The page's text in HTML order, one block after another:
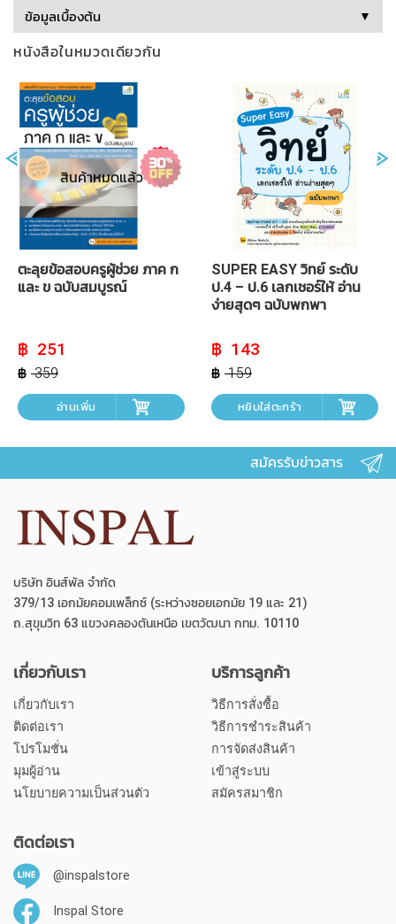
ข้อมูลเบื้องต้น ▼
สินค้าหมดแล้ว
ตะลุยข้อสอบครูผู้ช่วย ภาค ก
และ ข ฉบับสมบูรณ์
359
Original
price
was:
฿ 359.
251
Current
price
is:
฿ 251.
อ่านเพิ่ม
SUPER EASY วิทย์ ระดับ
ป.4 – ป.6 เลกเชอร์ให้ อ่าน
ง่ายสุดๆ ฉบับพกพา
159
Original
price
was:
฿ 159.
143
Current
price
is:
฿ 143.
หยิบใส่ตะกร้า
สมัครรับข่าวสาร
บริษัท อินส์พัล จำกัด
379/13 เอกมัยคอมเพล็กซ์ (ระหว่างซอยเอกมัย 19 และ 21)
ถ.สุขุมวิท 63 แขวงคลองตันเหนือ เขตวัฒนา กทม. 10110
เกี่ยวกับเรา
เกี่ยวกับเรา
ติดต่อเรา
โปรโมชั่น
มุมผู้อ่าน
นโยบายความเป็นส่วนตัว
บริการลูกค้า
วิธีการสั่งซื้อ
วิธีการชำระสินค้า
การจัดส่งสินค้า
เข้าสู่ระบบ
สมัครสมาชิก
ติดต่อเรา
@inspalstore
Inspal Store